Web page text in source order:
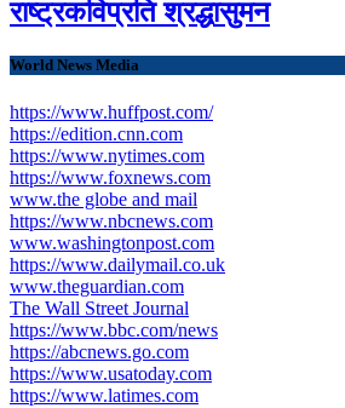
राष्ट्रकविप्रति श्रद्धासुमन
World News Media
https://www.huffpost.com/
https://edition.cnn.com
https://www.nytimes.com
https://www.foxnews.com
www.the globe and mail
https://www.nbcnews.com
www.washingtonpost.com
https://www.dailymail.co.uk
www.theguardian.com
The Wall Street Journal
https://www.bbc.com/news
https://abcnews.go.com
https://www.usatoday.com
https://www.latimes.com